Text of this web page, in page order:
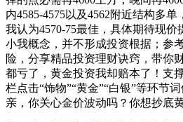
内4585-4575以及4562附近结构多
我认为4570-75最佳，具体期待现
小我概念，并不形成投资根据；参
险，分享精品投资理财诀窍，带你
都亏了，黄金投资我却赔本了！支
栏点击“饰物”“黄金”“白银”等环节
亲，你关心金价波动吗？你想抄底